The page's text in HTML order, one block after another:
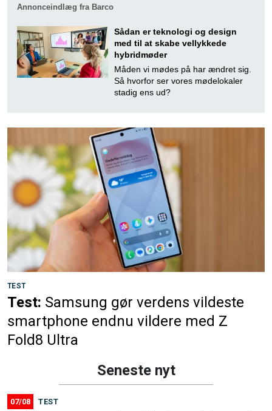
Annonceindlæg fra Barco
Sådan er teknologi og design
med til at skabe vellykkede
hybridmøder
Måden vi mødes på har ændret sig.
Så hvorfor ser vores mødelokaler
stadig ens ud?
TEST
Test: Samsung gør verdens vildeste
smartphone endnu vildere med Z
Fold8 Ultra
Seneste nyt
07/08 TEST